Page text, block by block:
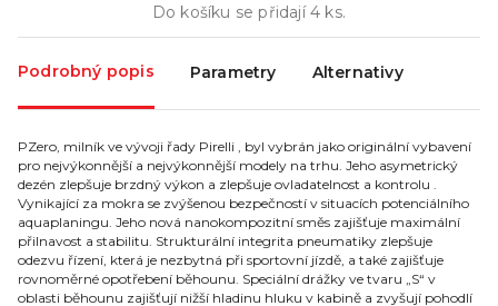
Do košíku se přidají4 ks.
Podrobný popis Parametry Alternativy
PZero, milník ve vývoji řady Pirelli , byl vybrán jako originální vybavení
pro nejvýkonnější a nejvýkonnější modely na trhu. Jeho asymetrický
dezén zlepšuje brzdný výkon a zlepšuje ovladatelnost a kontrolu .
Vynikající za mokra se zvýšenou bezpečností v situacích potenciálního
aquaplaningu. Jeho nová nanokompozitní směs zajišťuje maximální
přilnavost a stabilitu. Strukturální integrita pneumatiky zlepšuje
odezvu řízení, která je nezbytná při sportovní jízdě, a také zajišťuje
rovnoměrné opotřebení běhounu. Speciální drážky ve tvaru „S“ v
oblasti běhounu zajišťují nižší hladinu hluku v kabině a zvyšují pohodlí